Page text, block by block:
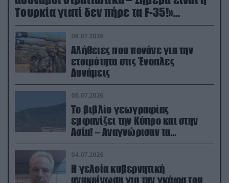
Τουρκία γιατί δεν πήρε τα F-35!»
(βίντεο)
09.07.2026
Αλήθειες που πονάνε για την
ετοιμότητα στις Ένοπλες
Δυνάμεις
08.07.2026
Το βιβλίο γεωγραφίας
εμφανίζει την Κύπρο και στην
Ασία! – Αναγνώρισαν τα
κατεχόμενα; (φωτο)
04.07.2026
Η γελοία κυβερνητική
ανακοίνωση για την γκάφα του